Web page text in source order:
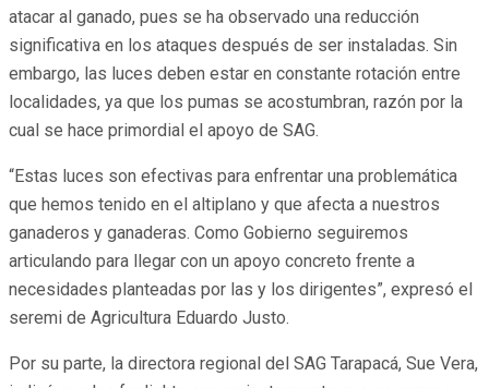
atacar al ganado, pues se ha observado una reducción
significativa en los ataques después de ser instaladas. Sin
embargo, las luces deben estar en constante rotación entre
localidades, ya que los pumas se acostumbran, razón por la
cual se hace primordial el apoyo de SAG.
“Estas luces son efectivas para enfrentar una problemática
que hemos tenido en el altiplano y que afecta a nuestros
ganaderos y ganaderas. Como Gobierno seguiremos
articulando para llegar con un apoyo concreto frente a
necesidades planteadas por las y los dirigentes”, expresó el
seremi de Agricultura Eduardo Justo.
Por su parte, la directora regional del SAG Tarapacá, Sue Vera,